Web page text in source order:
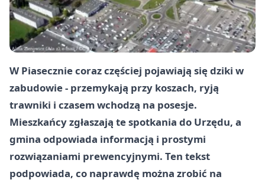
W Piasecznie coraz częściej pojawiają się dziki w
zabudowie - przemykają przy koszach, ryją
trawniki i czasem wchodzą na posesje.
Mieszkańcy zgłaszają te spotkania do Urzędu, a
gmina odpowiada informacją i prostymi
rozwiązaniami prewencyjnymi. Ten tekst
podpowiada, co naprawdę można zrobić na